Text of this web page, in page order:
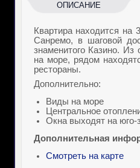
ОПИСАНИЕ
Квартира находится на
Санремо, в шаговой
знаменитого Казино.
на море, рядом
рестораны.
Дополнительно:
Виды на море
Центральное
Окна выходят на юго-
Дополнительная
Смотреть на карте